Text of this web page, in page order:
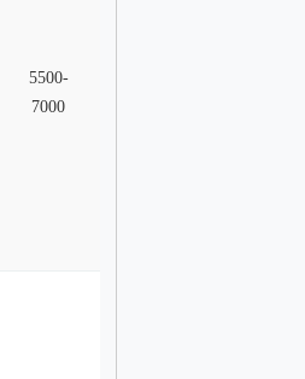
5500-
7000